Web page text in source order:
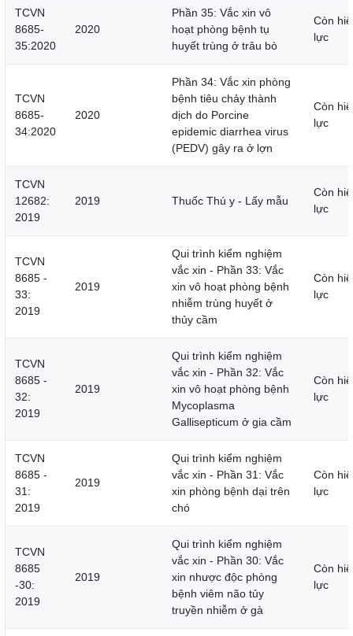
TCVN
8685-
35:2020
2020
Phần 35: Vắc xin vô
hoạt phòng bệnh tụ
huyết trùng ở trâu bò
Còn
lực
TCVN
8685-
34:2020
2020
Phần 34: Vắc xin phòng
bệnh tiêu chảy thành
dịch do Porcine
epidemic diarrhea virus
(PEDV) gây ra ở lợn
Còn
lực
TCVN
12682:
2019
2019 Thuốc Thú y - Lấy mẫu
Còn
lực
TCVN
8685 -
33:
2019
2019
Qui trình kiểm nghiệm
vắc xin - Phần 33: Vắc
xin vô hoạt phòng bệnh
nhiễm trùng huyết ở
thủy cầm
Còn
lực
TCVN
8685 -
32:
2019
2019
Qui trình kiểm nghiệm
vắc xin - Phần 32: Vắc
xin vô hoạt phòng bệnh
Mycoplasma
Gallisepticum ở gia cầm
Còn
lực
TCVN
8685 -
31:
2019
2019
Qui trình kiểm nghiệm
vắc xin - Phần 31: Vắc
xin phòng bệnh dại trên
chó
Còn
lực
TCVN
8685
-30:
2019
2019
Qui trình kiểm nghiệm
vắc xin - Phần 30: Vắc
xin nhược độc phòng
bệnh viêm não tủy
truyền nhiễm ở gà
Còn
lực